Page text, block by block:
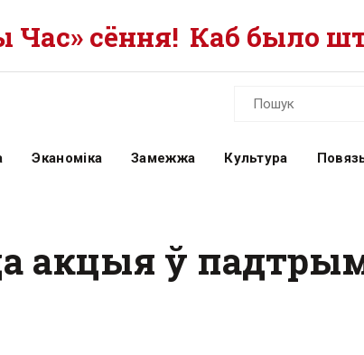
сёння! Каб было
Эканоміка Замежжа Культура
акцыя ў